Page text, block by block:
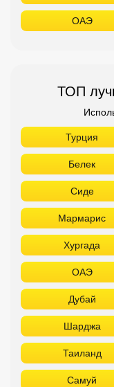
ОАЭ
ТОП
Турция
Белек
Сиде
Мармарис
Хургада
ОАЭ
Дубай
Шарджа
Таиланд
Самуй